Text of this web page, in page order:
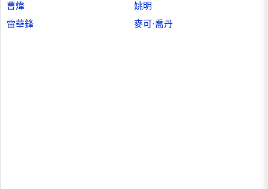
曹煒
姚明
雷華鋒
麥可·喬丹